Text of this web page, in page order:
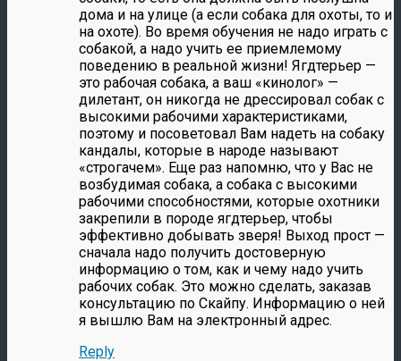
дома и на улице (а если собака для охоты, то и
на охоте). Во время обучения не надо играть с
собакой, а надо учить ее приемлемому
поведению в реальной жизни! Ягдтерьер —
это рабочая собака, а ваш «кинолог» —
дилетант, он никогда не дрессировал собак с
высокими рабочими характеристиками,
поэтому и посоветовал Вам надеть на собаку
кандалы, которые в народе называют
«строгачем». Еще раз напомню, что у Вас не
возбудимая собака, а собака с высокими
рабочими способностями, которые охотники
закрепили в породе ягдтерьер, чтобы
эффективно добывать зверя! Выход прост —
сначала надо получить достоверную
информацию о том, как и чему надо учить
рабочих собак. Это можно сделать, заказав
консультацию по Скайпу. Информацию о ней
я вышлю Вам на электронный адрес.
Reply